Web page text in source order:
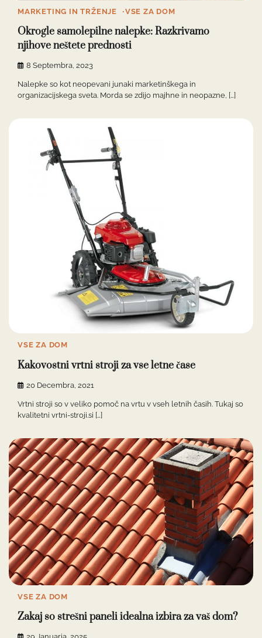
MARKETING IN TRŽENJE VSE ZA DOM
Okrogle samolepilne nalepke: Razkrivamo
njihove neštete prednosti
8 Septembra, 2023
Nalepke so kot neopevani junaki marketinškega in
organizacijskega sveta. Morda se zdijo majhne in neopazne, […]
VSE ZA DOM
Kakovostni vrtni stroji za vse letne čase
20 Decembra, 2021
Vrtni stroji so v veliko pomoč na vrtu v vseh letnih časih. Tukaj so
kvalitetni vrtni-stroji.si […]
VSE ZA DOM
Zakaj so strešni paneli idealna izbira za vaš dom?